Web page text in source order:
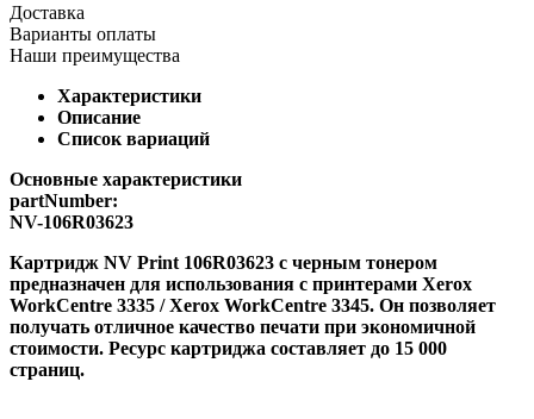
Доставка
Варианты оплаты
Наши преимущества
Характеристики
Описание
Список вариаций
Основные характеристики
partNumber:
NV-106R03623
Картридж NV Print 106R03623 с черным тонером
предназначен для использования с принтерами Xerox
WorkCentre 3335 / Xerox WorkCentre 3345. Он позволяет
получать отличное качество печати при экономичной
стоимости. Ресурс картриджа составляет до 15 000
страниц.